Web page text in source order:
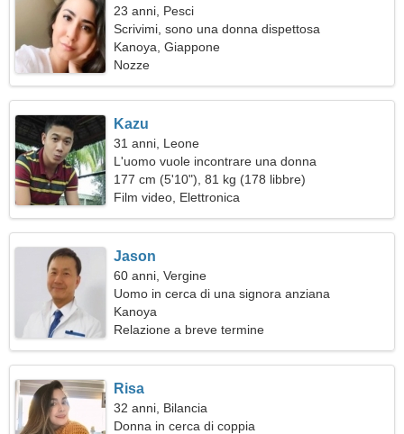
23 anni, Pesci
Scrivimi, sono una donna dispettosa
Kanoya, Giappone
Nozze
Kazu
31 anni, Leone
L'uomo vuole incontrare una donna
177 cm (5'10"), 81 kg (178 libbre)
Film video, Elettronica
Jason
60 anni, Vergine
Uomo in cerca di una signora anziana
Kanoya
Relazione a breve termine
Risa
32 anni, Bilancia
Donna in cerca di coppia